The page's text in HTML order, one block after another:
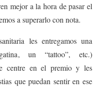
mejor a la hora de pasar el
a superarlo con nota.
les entregamos una
un “tattoo”, etc.)
centre en el premio y les
que puedan sentir en ese